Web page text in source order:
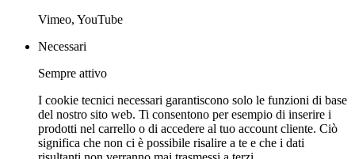
Vimeo, YouTube
Necessari
Sempre attivo
I cookie tecnici necessari garantiscono solo le funzioni di base
del nostro sito web. Ti consentono per esempio di inserire i
prodotti nel carrello o di accedere al tuo account cliente. Ciò
significa che non ci è possibile risalire a te e che i dati